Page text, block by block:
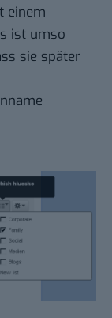
einem
ist umso
sie später